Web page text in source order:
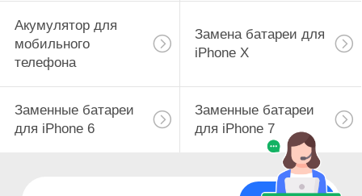
Акумулятор для
мобильного
телефона
Замена батареи для
iPhone X
Заменные батареи
для iPhone 6
Заменные батареи
для iPhone 7